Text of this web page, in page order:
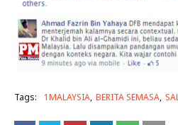
Tags: 1MALAYSIA BERITA SEMASA